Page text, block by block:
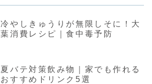
冷やしきゅうりが無限しそに！大
葉消費レシピ｜食中毒予防
夏バテ対策飲み物｜家でも作れる
おすすめドリンク5選